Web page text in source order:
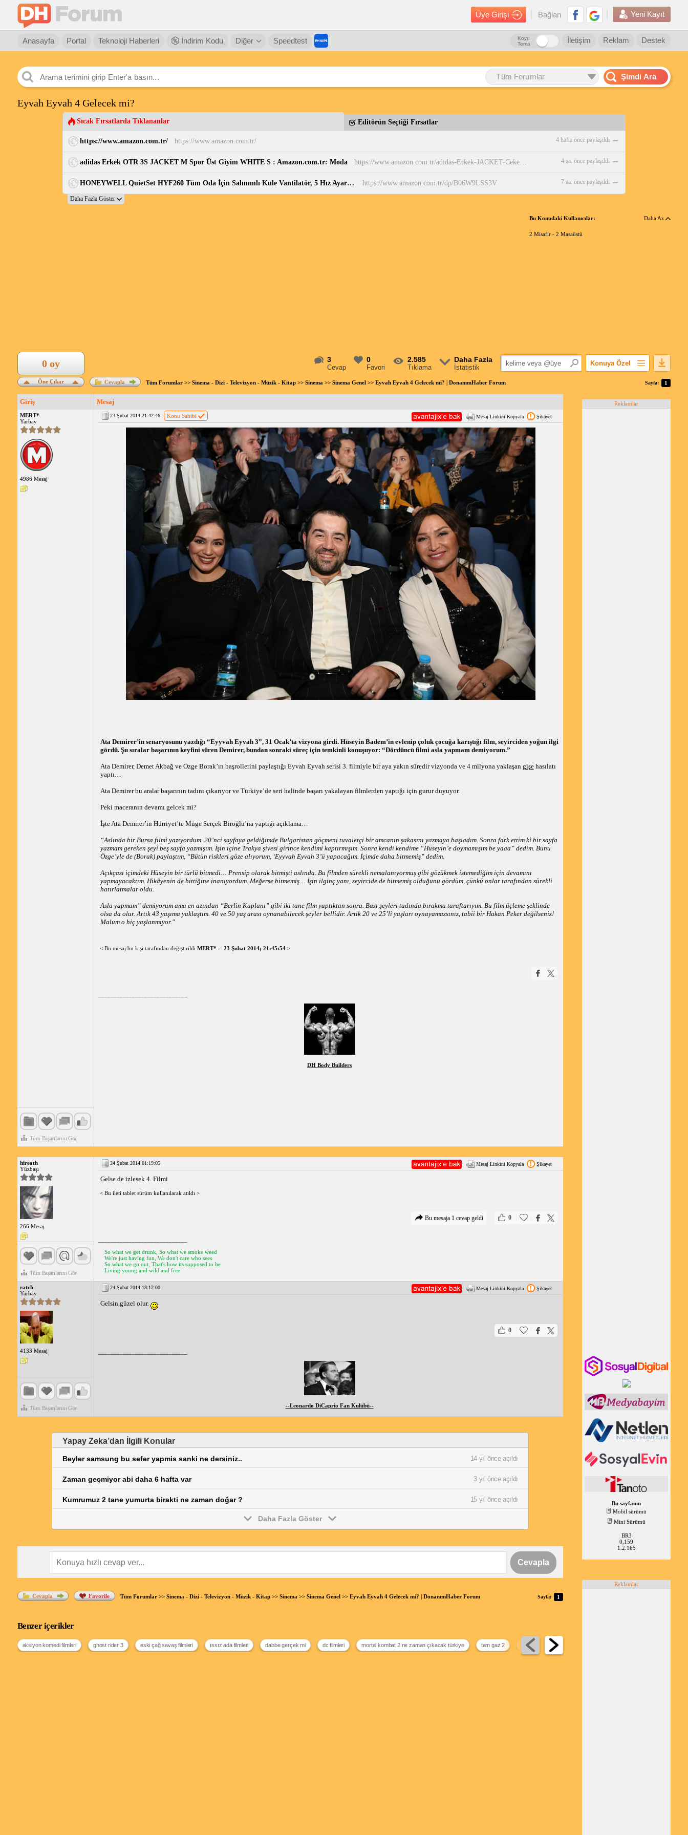
Üye Girişi Bağlan Yeni Kayıt
Anasayfa Portal Teknoloji Haberleri İndirim Kodu Diğer Speedtest Destek
Reklam
İletişim
Koyu
Tema
Tüm Forumlar Şimdi Ara
Eyvah Eyvah 4 Gelecek mi?
Sıcak Fırsatlarda Tıklananlar Editörün Seçtiği Fırsatlar
https://www.amazon.com.tr/ https://www.amazon.com.tr/ 4 hafta önce paylaşıldı
adidas Erkek OTR 3S JACKET M Spor Üst Giyim WHITE S : Amazon.com.tr: Moda https://www.amazon.com.tr/adidas-Erkek-JACKET-Ceket-WHITE/dp/B0DPBMQX1P 4 sa. önce paylaşıldı
HONEYWELL QuietSet HYF260 Tüm Oda İçin Salınımlı Kule Vantilatör, 5 Hız Ayarı, 80 Derece Salınım, Zamanlayıcı Fonksiyonu, Aydınlatma, Otomatik Kapanma, Uzaktan Kumanda : Amazon.com.tr: Mutfak https://www.amazon.com.tr/dp/B06W9LSS3V 7 sa. önce paylaşıldı
Bu Konudaki Kullanıcılar: Daha Az
2 Misafir - 2 Masaüstü
3
Cevap
0
Favori
2.585
Tıklama
Daha Fazla
İstatistik
Konuya Özel
Popüler Mesajlar
Öne Çıkar
0 oy
Cevapla Tüm Forumlar>> Sinema - Dizi - Televizyon - Müzik - Kitap>> Sinema >> Sinema Genel>> Eyvah Eyvah 4 Gelecek mi? | DonanımHaber Forum Sayfa: 1
Giriş Mesaj
MERT*
Yarbay
4986 Mesaj
Tüm Başarılarını Gör
23 Şubat 2014 21:42:46 Konu Sahibi Mesaj Linkini Kopyala Şikayet
Ata Demirer’in senaryosunu yazdığı “Eyyvah Eyvah 3”, 31 Ocak’ta vizyona girdi. Hüseyin Badem’in evlenip çoluk çocuğa karıştığı film, seyirciden yoğun ilgi
gördü. Şu sıralar başarının keyfini süren Demirer, bundan sonraki süreç için temkinli konuşuyor: “Dördüncü filmi asla yapmam demiyorum.”
Ata Demirer, Demet Akbağ ve Özge Borak’ın başrollerini paylaştığı Eyvah Eyvah serisi 3. filmiyle bir aya yakın süredir vizyonda ve 4 milyona yaklaşan gişehasılatı
yaptı…
Ata Demirer bu aralar başarının tadını çıkarıyor ve Türkiye’de seri halinde başarı yakalayan filmlerden yaptığı için gurur duyuyor.
Peki maceranın devamı gelcek mi?
İşte Ata Demirer’in Hürriyet’te Müge Serçek Biroğlu’na yaptığı açıklama…
“Aslında bir Bursa filmi yazıyordum. 20’nci sayfaya geldiğimde Bulgaristan göçmeni tuvaletçi bir amcanın şakasını yazmaya başladım. Sonra fark ettim ki bir sayfa
yazmam gereken şeyi beş sayfa yazmışım. İşin içine Trakya şivesi girince kendimi kaptırmışım. Sonra kendi kendime “Hüseyin’e doymamışım be yaaa” dedim. Bunu
Özge’yle de (Borak) paylaştım, “Bütün riskleri göze alıyorum, ‘Eyyvah Eyvah 3’ü yapacağım. İçimde daha bitmemiş” dedim.
Açıkçası içimdeki Hüseyin bir türlü bitmedi… Prensip olarak bitmişti aslında. Bu filmden sürekli nemalanıyormuş gibi gözükmek istemediğim için devamını
yapmayacaktım. Hikâyenin de bittiğine inanıyordum. Meğerse bitmemiş… İşin ilginç yanı, seyircide de bitmemiş olduğunu gördüm, çünkü onlar tarafından sürekli
hatırlatmalar oldu.
Asla yapmam” demiyorum ama en azından “Berlin Kaplanı” gibi iki tane film yaptıktan sonra. Bazı şeyleri tadında bırakma taraftarıyım. Bu film üçleme şeklinde
olsa da olur. Artık 43 yaşıma yaklaştım. 40 ve 50 yaş arası oynanabilecek şeyler bellidir. Artık 20 ve 25’li yaşları oynayamazsınız, tabii bir Hakan Peker değilseniz!
Malum o hiç yaşlanmıyor."
< Bu mesaj bu kişi tarafından değiştirildi MERT* -- 23 Şubat 2014; 21:45:54 >
DH Body Builders
hireath
Yüzbaşı
266 Mesaj
Tüm Başarılarını Gör
24 Şubat 2014 01:19:05 Mesaj Linkini Kopyala Şikayet
Gelse de izlesek 4. Filmi
< Bu ileti tablet sürüm kullanılarak atıldı >
0
Bu mesaja 1 cevap geldi
So what we get drunk, So what we smoke weed
We're just having fun, We don't care who sees
So what we go out, That's how its supposed to be
Living young and wild and free
ratch
Yarbay
4133 Mesaj
Tüm Başarılarını Gör
24 Şubat 2014 18:12:00 Mesaj Linkini Kopyala Şikayet
Gelsin,güzel olur.
0
--Leonardo DiCaprio Fan Kulübü--
Yapay Zeka’dan İlgili Konular
Beyler samsung bu sefer yapmis sanki ne dersiniz.. 14 yıl önce açıldı
Zaman geçmiyor abi daha 6 hafta var 3 yıl önce açıldı
Kumrumuz 2 tane yumurta birakti ne zaman doğar ? 15 yıl önce açıldı
Daha Fazla Göster
Cevapla
Sayfa: 1
Cevapla Favorile Tüm Forumlar>> Sinema - Dizi - Televizyon - Müzik - Kitap>> Sinema >> Sinema Genel>> Eyvah Eyvah 4 Gelecek mi? | DonanımHaber Forum
Benzer içerikler
aksiyon komedi filmleri ghost rider 3 eski çağ savaş filmleri ıssız ada filmleri dabbe gerçek mi dc filmleri mortal kombat 2 ne zaman çıkacak türkiye tam gaz 2 x men felaket filmleri
Reklamlar
Bu sayfanın
Mobil sürümü
Mini Sürümü
BR3
0,159
1.2.165
Reklamlar